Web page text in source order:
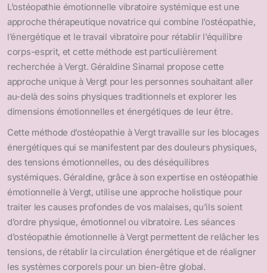
L’ostéopathie émotionnelle vibratoire systémique est une
approche thérapeutique novatrice qui combine l’ostéopathie,
l’énergétique et le travail vibratoire pour rétablir l’équilibre
corps-esprit, et cette méthode est particulièrement
recherchée à Vergt. Géraldine Sinamal propose cette
approche unique à Vergt pour les personnes souhaitant aller
au-delà des soins physiques traditionnels et explorer les
dimensions émotionnelles et énergétiques de leur être.
Cette méthode d’ostéopathie à Vergt travaille sur les blocages
énergétiques qui se manifestent par des douleurs physiques,
des tensions émotionnelles, ou des déséquilibres
systémiques. Géraldine, grâce à son expertise en ostéopathie
émotionnelle à Vergt, utilise une approche holistique pour
traiter les causes profondes de vos malaises, qu’ils soient
d’ordre physique, émotionnel ou vibratoire. Les séances
d’ostéopathie émotionnelle à Vergt permettent de relâcher les
tensions, de rétablir la circulation énergétique et de réaligner
les systèmes corporels pour un bien-être global.